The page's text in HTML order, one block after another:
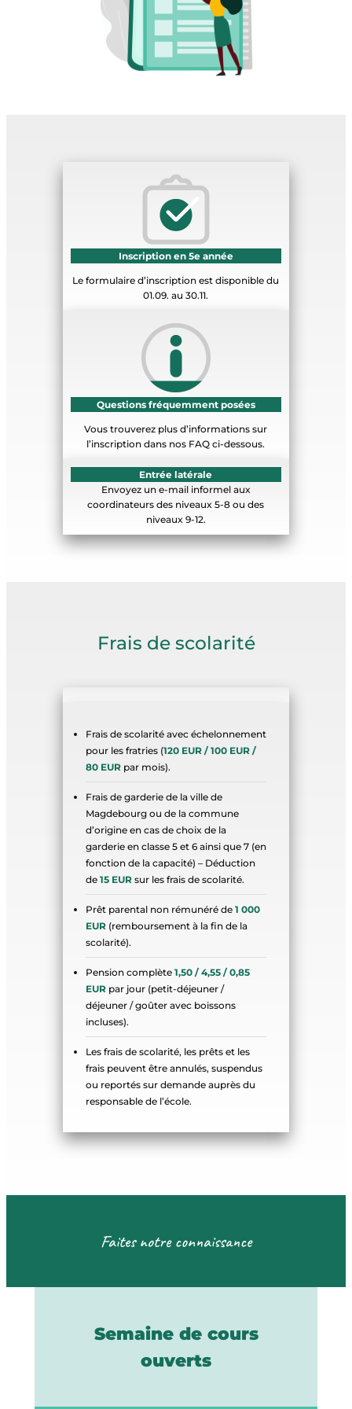
Inscription en 5e année
Le formulaire d’inscription est disponible du
01.09. au 30.11.
Questions fréquemment posées
Vous trouverez plus d’informations sur
l’inscription dans nos FAQ ci-dessous.
Entrée latérale
Envoyez un e-mail informel aux
coordinateurs des niveaux 5-8 ou des
niveaux 9-12.
Frais de scolarité
Frais de scolarité avec échelonnement
pour les fratries (120 EUR / 100 EUR /
80 EURpar mois).
Frais de garderie de la ville de
Magdebourg ou de la commune
d’origine en cas de choix de la
garderie en classe 5 et 6 ainsi que 7 (en
fonction de la capacité) – Déduction
de 15 EURsur les frais de scolarité.
Prêt parental non rémunéré de 1 000
EUR(remboursement à la fin de la
scolarité).
Pension complète 1,50 / 4,55 / 0,85
EURpar jour (petit-déjeuner /
déjeuner / goûter avec boissons
incluses).
Les frais de scolarité, les prêts et les
frais peuvent être annulés, suspendus
ou reportés sur demande auprès du
responsable de l’école.
Faites notre connaissance
Semaine de cours
ouverts